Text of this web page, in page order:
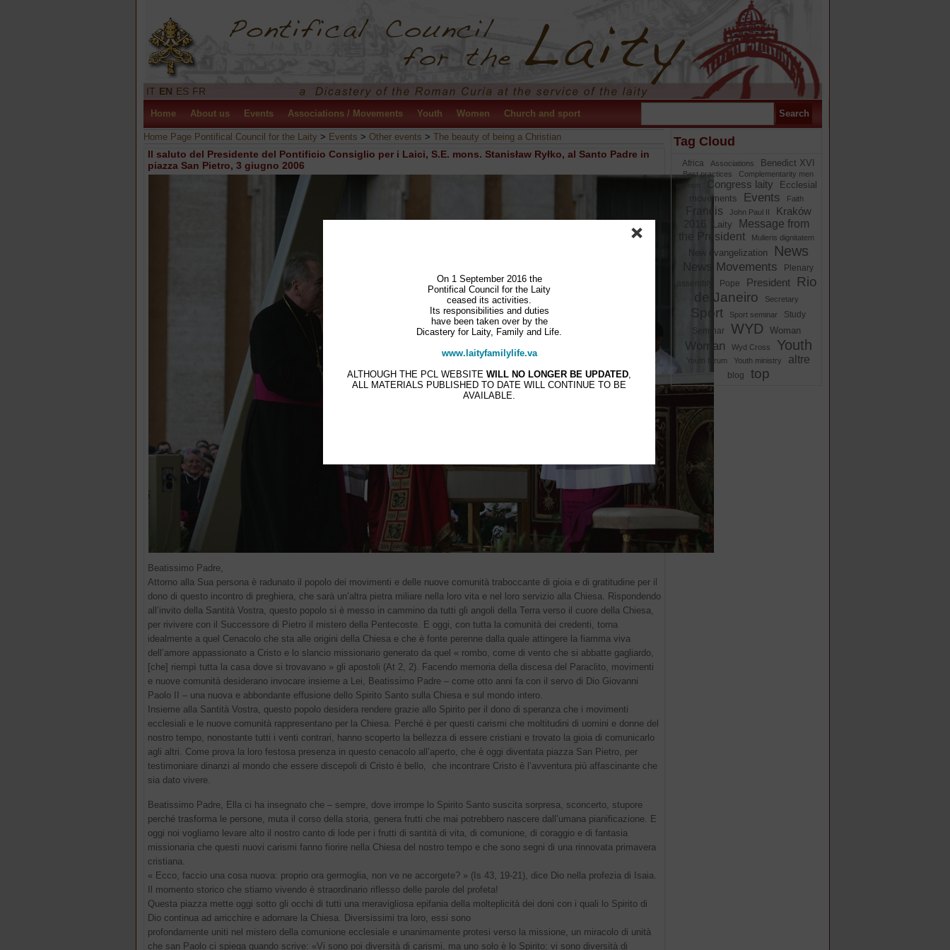
IT EN ES FR
Home About us Events Associations / Movements Youth Women Church and sport
Home Page Pontifical Council for the Laity > Events > Other events > The beauty of being a Christian
Il saluto del Presidente del Pontificio Consiglio per i Laici, S.E. mons. Stanisław Ryłko, al Santo Padre in
piazza San Pietro, 3 giugno 2006
Beatissimo Padre,
Attorno alla Sua persona è radunato il popolo dei movimenti e delle nuove comunità traboccante di gioia e di gratitudine per il
dono di questo incontro di preghiera, che sarà un’altra pietra miliare nella loro vita e nel loro servizio alla Chiesa. Rispondendo
all’invito della Santità Vostra, questo popolo si è messo in cammino da tutti gli angoli della Terra verso il cuore della Chiesa,
per rivivere con il Successore di Pietro il mistero della Pentecoste. E oggi, con tutta la comunità dei credenti, torna
idealmente a quel Cenacolo che sta alle origini della Chiesa e che è fonte perenne dalla quale attingere la fiamma viva
dell’amore appassionato a Cristo e lo slancio missionario generato da quel « rombo, come di vento che si abbatte gagliardo,
[che] riempì tutta la casa dove si trovavano » gli apostoli (At 2, 2). Facendo memoria della discesa del Paraclito, movimenti
e nuove comunità desiderano invocare insieme a Lei, Beatissimo Padre – come otto anni fa con il servo di Dio Giovanni
Paolo II – una nuova e abbondante effusione dello Spirito Santo sulla Chiesa e sul mondo intero.
Insieme alla Santità Vostra, questo popolo desidera rendere grazie allo Spirito per il dono di speranza che i movimenti
ecclesiali e le nuove comunità rappresentano per la Chiesa. Perché è per questi carismi che moltitudini di uomini e donne del
nostro tempo, nonostante tutti i venti contrari, hanno scoperto la bellezza di essere cristiani e trovato la gioia di comunicarlo
agli altri. Come prova la loro festosa presenza in questo cenacolo all’aperto, che è oggi diventata piazza San Pietro, per
testimoniare dinanzi al mondo che essere discepoli di Cristo è bello, che incontrare Cristo è l’avventura più affascinante che
sia dato vivere.
Beatissimo Padre, Ella ci ha insegnato che – sempre, dove irrompe lo Spirito Santo suscita sorpresa, sconcerto, stupore
perché trasforma le persone, muta il corso della storia, genera frutti che mai potrebbero nascere dall’umana pianificazione. E
oggi noi vogliamo levare alto il nostro canto di lode per i frutti di santità di vita, di comunione, di coraggio e di fantasia
missionaria che questi nuovi carismi fanno fiorire nella Chiesa del nostro tempo e che sono segni di una rinnovata primavera
cristiana.
« Ecco, faccio una cosa nuova: proprio ora germoglia, non ve ne accorgete? » (Is 43, 19-21), dice Dio nella profezia di Isaia.
Il momento storico che stiamo vivendo è straordinario riflesso delle parole del profeta!
Questa piazza mette oggi sotto gli occhi di tutti una meravigliosa epifania della molteplicità dei doni con i quali lo Spirito di
Dio continua ad arricchire e adornare la Chiesa. Diversissimi tra loro, essi sono
profondamente uniti nel mistero della comunione ecclesiale e unanimamente protesi verso la missione, un miracolo di unità
che san Paolo ci spiega quando scrive: «Vi sono poi diversità di carismi, ma uno solo è lo Spirito; vi sono diversità di
Tag Cloud
Africa Associations Benedict XVI
Best practices
Complementarity men
Congress laity
Ecclesial
movements
Events Faith
Francis John Paul II
Kraków
Laity
Message from
the President
Mulieris dignitatem
New evangelization News
News Movements
Plenary
Pope President
Rio
de Janeiro
Secretary
Sport Sport seminar
Study
Seminar
WYD Woman
Woman Wyd Cross Youth
Youth forum Youth ministry altre
blog top
On 1 September 2016 the
Pontifical Council for the Laity
ceased its activities.
Its responsibilities and duties
have been taken over by the
Dicastery for Laity, Family and Life.
www.laityfamilylife.va
ALTHOUGH THE PCL WEBSITEWILL NO LONGER BE UPDATED,
ALL MATERIALS PUBLISHED TO DATE WILL CONTINUE TO BE
AVAILABLE.